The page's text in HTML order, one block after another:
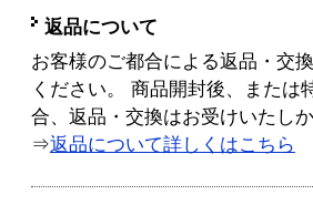
返品について
お客様のご都合による返品・交
ください。 商品開封後、または
合、返品・交換はお受けいたし
⇒返品について詳しくはこちら